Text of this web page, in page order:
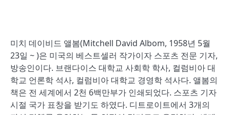
미치 데이비드 앨봄(Mitchell David Albom, 1958년 5월
23일 ~ )은 미국의 베스트셀러 작가이자 스포츠 전문 기자,
방송인이다. 브랜다이스 대학교 사회학 학사, 컬럼비아 대
학교 언론학 석사, 컬럼비아 대학교 경영학 석사다. 앨봄의
책은 전 세계에서 2천 6백만부가 인쇄되었다. 스포츠 기자
시절 국가 표창을 받기도 하였다. 디트로이트에서 3개의